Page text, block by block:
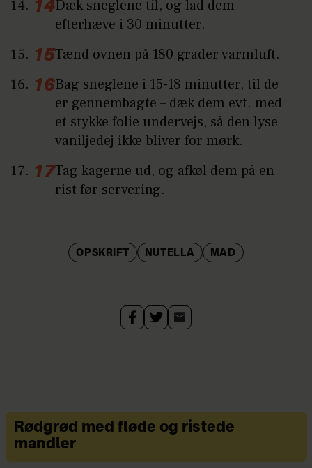
Dæk sneglene til, og lad dem
efterhæve i 30 minutter.
Tænd ovnen på 180 grader varmluft.
Bag sneglene i 15-18 minutter, til de
er gennembagte – dæk dem evt. med
et stykke folie undervejs, så den lyse
vaniljedej ikke bliver for mørk.
Tag kagerne ud, og afkøl dem på en
rist før servering.
OPSKRIFT NUTELLA MAD
Rødgrød med fløde og ristede
mandler